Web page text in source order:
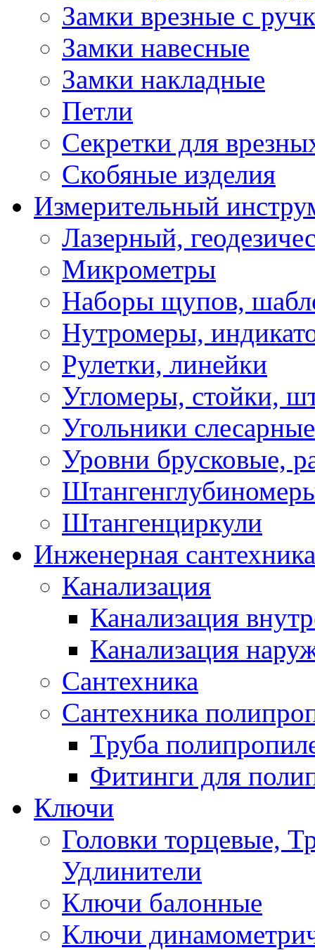
Замки врезные с
Замки навесные
Замки накладные
Петли
Секретки для
Скобяные изделия
Измерительный
Лазерный,
Микрометры
Наборы щупов,
Нутромеры,
Рулетки, линейки
Угломеры, стойки,
Угольники слесарные
Уровни брусковые,
Штангенциркули
Инженерная сантехника
Канализация
Канализация
Канализация
Сантехника
Сантехника
Труба
Фитинги для
Ключи
Головки торцевые,
Удлинители
Ключи балонные
Ключи